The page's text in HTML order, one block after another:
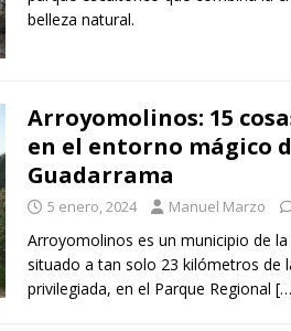
belleza natural.
Arroyomolinos: 15
en el entorno mágico
Guadarrama
5 enero, 2024 Manuel Marzo
Arroyomolinos es un municipio de
situado a tan solo 23 kilómetros de
privilegiada, en el Parque Regional